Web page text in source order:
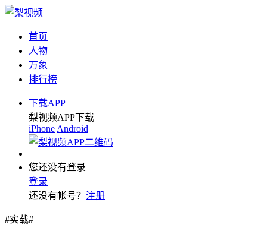
首页
人物
万象
排行榜
下载APP
梨视频APP下载
iPhone Android
您还没有登录
登录
还没有帐号？ 注册
#实载#